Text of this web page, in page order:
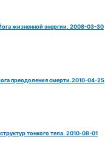
жизненной энергии. 2008-03-30
преодоления смерти.2010-04-25
тонкого тела. 2010-08-01